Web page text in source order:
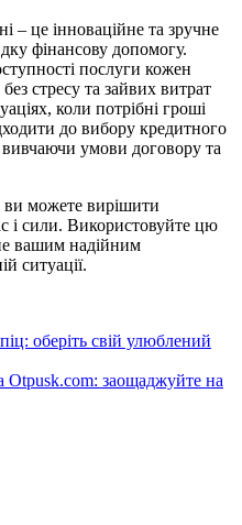
– це інноваційне та зручне
фінансову допомогу.
послуги кожен
стресу та зайвих витрат
коли потрібні гроші
до вибору кредитного
вивчаючи умови договору та
ви можете вирішити
і сили. Використовуйте цю
вашим надійним
ситуації.
оберіть свій улюблений
Otpusk.com: заощаджуйте на